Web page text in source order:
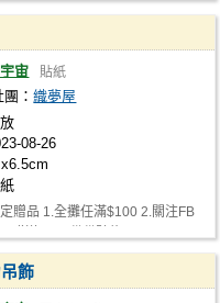
宙 貼紙
團：織夢屋
08-26
贈品 1.全攤任滿$100 2.關注FB
飾